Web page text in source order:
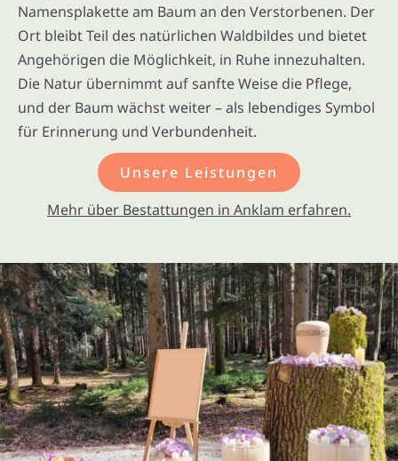
Namensplakette am Baum an den Verstorbenen. Der
Ort bleibt Teil des natürlichen Waldbildes und bietet
Angehörigen die Möglichkeit, in Ruhe innezuhalten.
Die Natur übernimmt auf sanfte Weise die Pflege,
und der Baum wächst weiter – als lebendiges Symbol
für Erinnerung und Verbundenheit.
Unsere Leistungen
Mehr über Bestattungen in Anklam erfahren.